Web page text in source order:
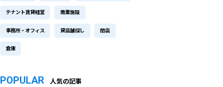
テナント賃貸経営 商業施設
事務所・オフィス 貸店舗探し 閉店
倉庫
POPULAR 人気の記事